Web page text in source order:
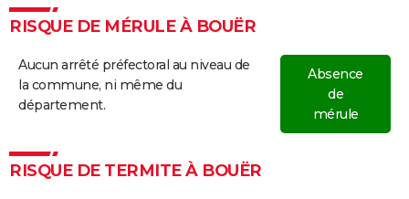
RISQUE DE MÉRULE À BOUËR
Aucun arrêté préfectoral au niveau de
la commune, ni même du
département.
Absence
de
mérule
RISQUE DE TERMITE À BOUËR